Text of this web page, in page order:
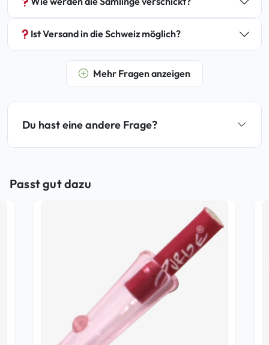
Ist Versand in die Schweiz möglich?
Mehr Fragen anzeigen
Du hast eine andere Frage?
Passt gut dazu